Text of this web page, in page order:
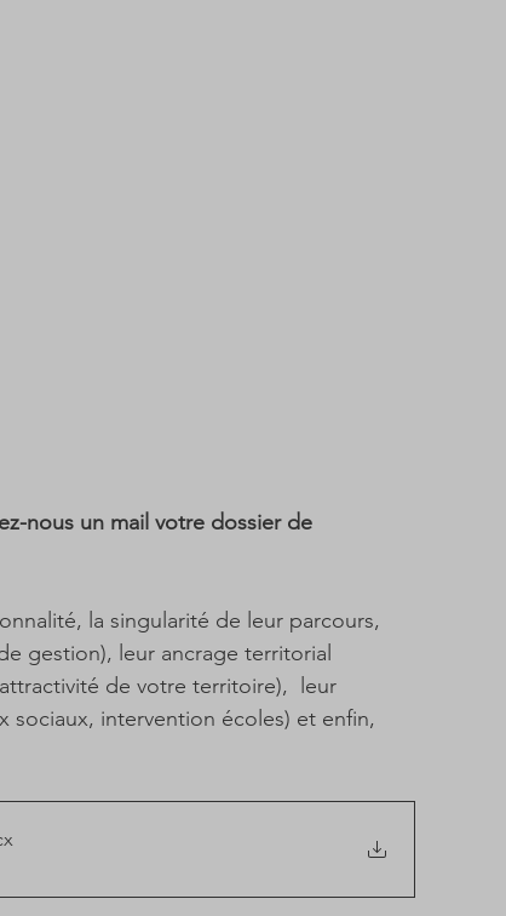
nous un mail votre dossier de
la singularité de leur parcours,
gestion), leur ancrage territorial
de votre territoire),  leur
sociaux, intervention écoles) et enfin,